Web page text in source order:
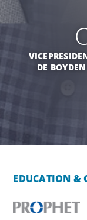
DE
EDUCATION &